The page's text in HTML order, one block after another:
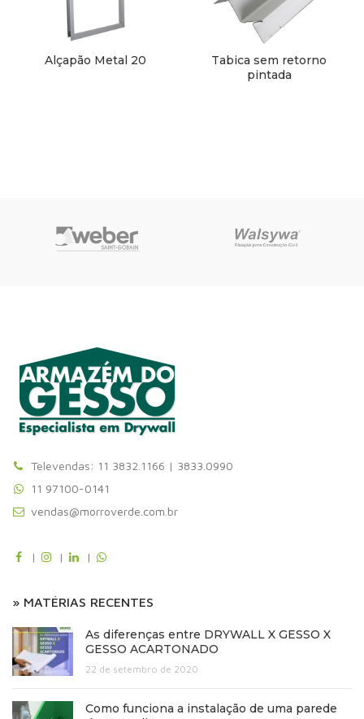
Alçapão Metal 20
Tabica sem retorno
pintada
Televendas: 11 3832.1166 | 3833.0990
11 97100-0141
vendas@morroverde.com.br
| | |
» MATÉRIAS RECENTES
As diferenças entre DRYWALL X GESSO X
GESSO ACARTONADO
22 de setembro de 2020
Como funciona a instalação de uma parede